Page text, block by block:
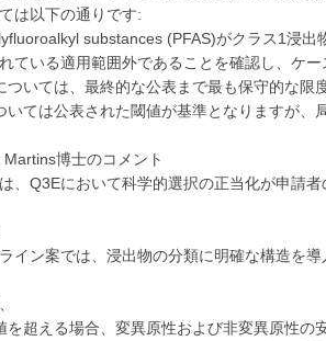
は以下の通りです:
substances (PFAS)がクラス1浸出
ている適用範囲外であることを確認し、ケ
いては、最終的な公表まで最も保守的な限
ては公表された閾値が基準となりますが、
博士のコメント
は、Q3Eにおいて科学的選択の正当化が申請
イン案では、浸出物の分類に明確な構造を
超える場合、変異原性および非変異原性の